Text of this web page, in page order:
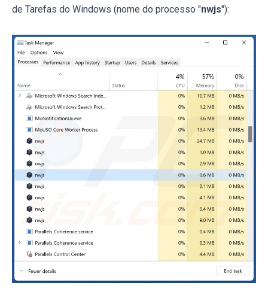
de Tarefas do Windows (nome do processo "nwjs"):